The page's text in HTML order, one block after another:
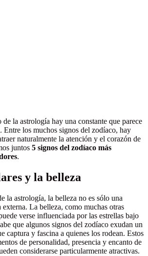
la astrología hay una constante que parece
Entre los muchos signos del zodíaco, hay
naturalmente la atención y el corazón de
juntos 5 signos del zodíaco más
.
y la belleza
la astrología, la belleza no es sólo una
externa. La belleza, como muchas otras
verse influenciada por las estrellas bajo
que algunos signos del zodíaco exudan un
captura y fascina a quienes los rodean. Estos
de personalidad, presencia y encanto de
considerarse particularmente atractivas.